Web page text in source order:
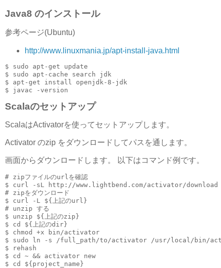
Java8 のインストール
参考ページ(Ubuntu)
http://www.linuxmania.jp/apt-install-java.html
$ sudo apt-get update
$ sudo apt-cache search jdk
$ apt-get install openjdk-8-jdk
Scalaのセットアップ
ScalaはActivatorを使ってセットアップします。
Activator のzip をダウンロードしてパスを通します。
画面からダウンロードします。 以下はコマンド例です。
# zipファイルのurlを確認
$ curl -sL http://www.lightbend.com/activator/
# zipをダウンロード
$ curl -L ${上記のurl}
# unzip する
$ unzip ${上記のzip}
$ cd ${上記のdir}
$ chmod +x bin/activator
$ sudo ln -s /full_path/to/activator /usr/local/bin/
$ rehash
$ cd ~ && activator new
$ cd ${project_name}